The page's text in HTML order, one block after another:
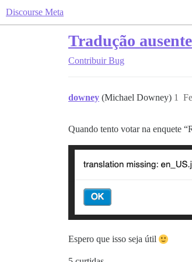
Discourse Meta
Tradução
Contribuir Bug
downey (Michael Downey) 1
Quando tento votar na enquete
Espero que isso seja útil